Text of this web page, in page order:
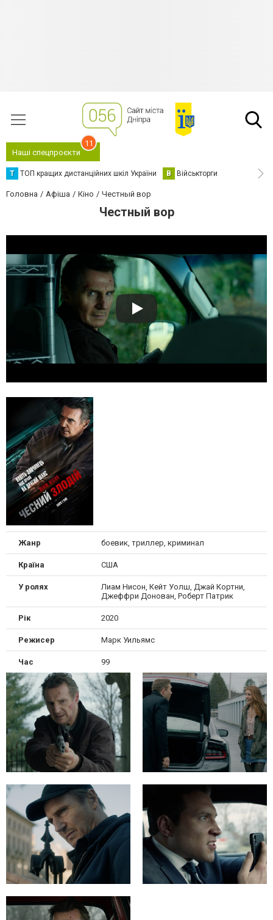
Наші спецпроєкти
11
Т ТОП кращих дистанційних шкіл України В Військторги
Головна Афіша Кіно Честный вор
Честный вор
Жанр боевик, триллер, криминал
Країна США
У ролях
Лиам Нисон, Кейт Уолш, Джай Кортни,
Джеффри Донован, Роберт Патрик
Рік 2020
Режисер Марк Уильямс
Час 99